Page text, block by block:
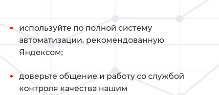
используйте по полной систему
автоматизации, рекомендованную
Яндексом;
доверьте общение и работу со службой
контроля качества нашим